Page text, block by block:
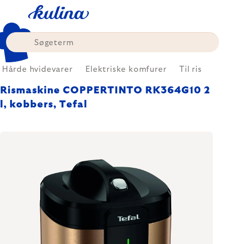
content
Hårde hvidevarer Elektriske komfurer Til ris
Rismaskine COPPERTINTO RK364G10 2
l, kobbers, Tefal